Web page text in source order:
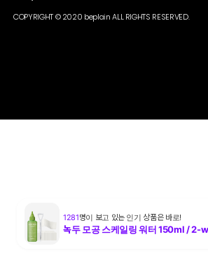
COPYRIGHT © 2020 beplain ALL RIGHTS RESERVED.